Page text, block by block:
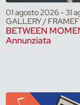
01 agosto 2026 - 31
GALLERY /
BETWEEN
Annunziata